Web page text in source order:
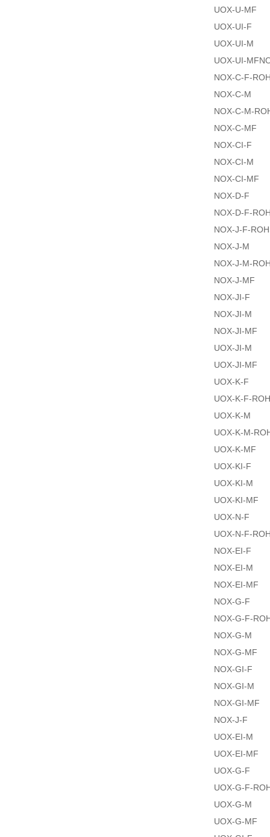
UOX-U-MF
UOX-UI-F
UOX-UI-M
UOX-UI-
NOX-C-F-
NOX-C-M
NOX-C-M-
NOX-C-MF
NOX-CI-F
NOX-CI-M
NOX-CI-MF
NOX-D-F
NOX-D-F-
NOX-J-F-
NOX-J-M
NOX-J-M-
NOX-J-MF
NOX-JI-F
NOX-JI-M
NOX-JI-MF
UOX-JI-M
UOX-JI-MF
UOX-K-F
UOX-K-F-
UOX-K-M
UOX-K-M-
UOX-K-MF
UOX-KI-F
UOX-KI-M
UOX-KI-MF
UOX-N-F
UOX-N-F-
NOX-EI-F
NOX-EI-M
NOX-EI-MF
NOX-G-F
NOX-G-F-
NOX-G-M
NOX-G-MF
NOX-GI-F
NOX-GI-M
NOX-GI-MF
NOX-J-F
UOX-EI-M
UOX-EI-MF
UOX-G-F
UOX-G-F-
UOX-G-M
UOX-G-MF